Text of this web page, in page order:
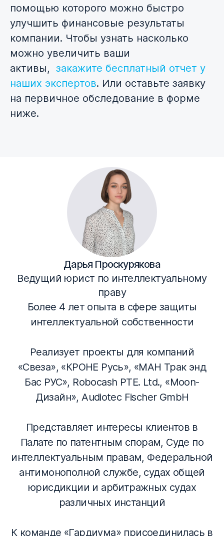
помощью которого можно быстро
улучшить финансовые результаты
компании. Чтобы узнать насколько
можно увеличить ваши
активы, закажите бесплатный отчет у
наших экспертов. Или оставьте заявку
на первичное обследование в форме
ниже.
Дарья Проскурякова
Ведущий юрист по интеллектуальному
праву
Более 4 лет опыта в сфере защиты
интеллектуальной собственности
Реализует проекты для компаний
«Свеза», «КРОНЕ Русь», «МАН Трак энд
Бас РУС», Robocash PTE. Ltd., «Мооn-
Дизайн», Аudiotec Fischer GmbH
Представляет интересы клиентов в
Палате по патентным спорам, Суде по
интеллектуальным правам, Федеральной
антимонополной службе, судах общей
юрисдикции и арбитражных судах
различных инстанций
К команде «Гардиума» присоединилась в